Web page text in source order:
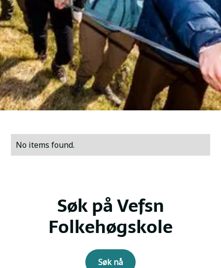
No items found.
Søk på Vefsn
Folkehøgskole
Søk nå